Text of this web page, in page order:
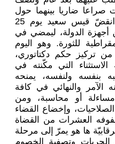
ضاريا بينهما حول
"المواقع والصلاحيات". لقد انقضّ قيس سعيد يوم 25
الدولة، ليمضي في
للثورة. وهو اليوم
تركيز حكم دكتاتوري،
التي مكّنته في
بنفسه ولنفسه، يمنحه
والنهائي في كافة
أو محاسبة، ومن
وإخضاع القضاء
العشرات من القضاة
ها هو يمرّ إلى مرحلة
الحريات وتصفية الخصوم